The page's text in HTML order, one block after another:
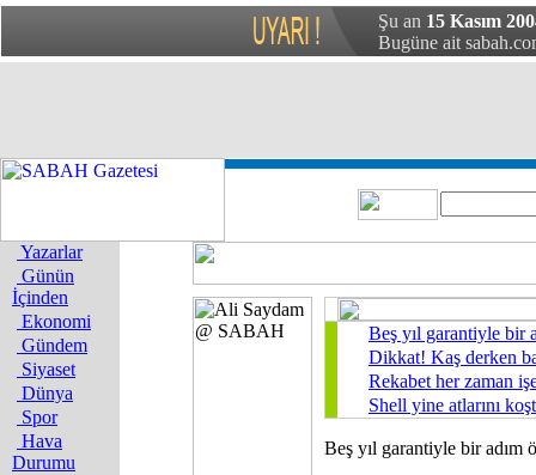
Şu an 15 Kasım
Bugüne ait
Yazarlar
Günün
İçinden
Ekonomi
Gündem
Siyaset
Dünya
Spor
Hava
Durumu
Beş yıl garantiyle bir
Dikkat! Kaş derken
Rekabet her zaman
Shell yine atlarını
Beş yıl garantiyle bir adım